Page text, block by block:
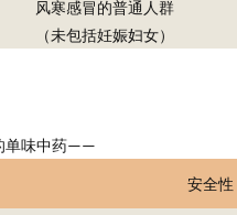
风寒感冒的普通人群
（未包括妊娠妇女）
单味中药——
安全性